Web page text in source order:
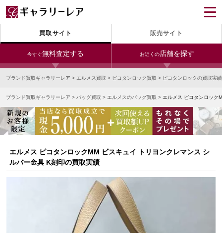
買取サイト 販売サイト
今すぐ無料査定する お近くの店舗を探す
24時間受付（対応時間10:00～19:00）
宅配買取を申し込む
無料の宅配キットをお届けします
今すぐ電話査定
受付時間 10:00～19:00
銀座本店 青山表参道店 新宿東口店
小田急新宿店 LAB東京 名古屋大須店
なんば店 神戸元町(三宮)店
中野ブロードウェイ
ブランド買取ギャラリーレア > エルメス買取 > ピコタンロック買取 > ピコタンロックの買取実績
ブランド買取ギャラリーレア > バッグ買取 > エルメスのバッグ買取 > エルメス ピコタンロック
エルメス ピコタンロックMM ビスキュイ トリヨンクレマンス シ
ルバー金具 K刻印の買取実績